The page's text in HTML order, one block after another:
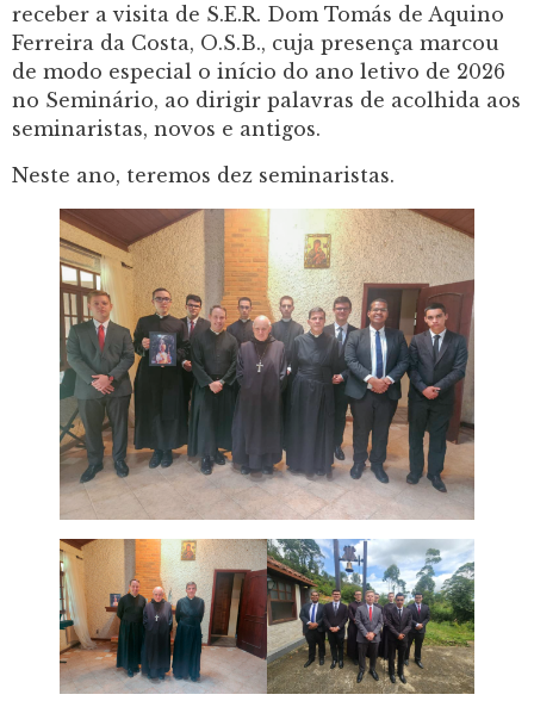
receber a visita de S.E.R. Dom Tomás de Aquino
Ferreira da Costa, O.S.B., cuja presença marcou
de modo especial o início do ano letivo de 2026
no Seminário, ao dirigir palavras de acolhida aos
seminaristas, novos e antigos.
Neste ano, teremos dez seminaristas.